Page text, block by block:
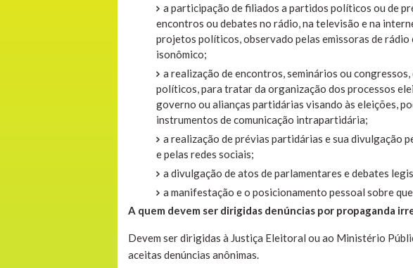
a participação de filiados a partidos políticos ou de
encontros ou debates no rádio, na televisão e na
projetos políticos, observado pelas emissoras de
isonômico;
a realização de encontros, seminários ou
políticos, para tratar da organização dos processos
governo ou alianças partidárias visando às eleições,
instrumentos de comunicação intrapartidária;
a realização de prévias partidárias e sua divulgação
e pelas redes sociais;
a divulgação de atos de parlamentares e debates
a manifestação e o posicionamento pessoal sobre
A quem devem ser dirigidas denúncias por propaganda
Devem ser dirigidas à Justiça Eleitoral ou ao Ministério
aceitas denúncias anônimas.